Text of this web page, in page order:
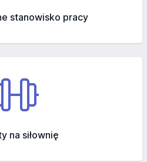
stanowisko pracy
na siłownię